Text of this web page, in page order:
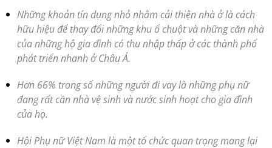
Những khoản tín dụng nhỏ nhằm cải thiện nhà ở là cách
hữu hiệu để thay đổi những khu ổ chuột và những căn nhà
của những hộ gia đình có thu nhập thấp ở các thành phố
phát triển nhanh ở Châu Á.
Hơn 66% trong số những người đi vay là những phụ nữ
đang rất cần nhà vệ sinh và nước sinh hoạt cho gia đình
của họ.
Hội Phụ nữ Việt Nam là một tổ chức quan trọng mang lại